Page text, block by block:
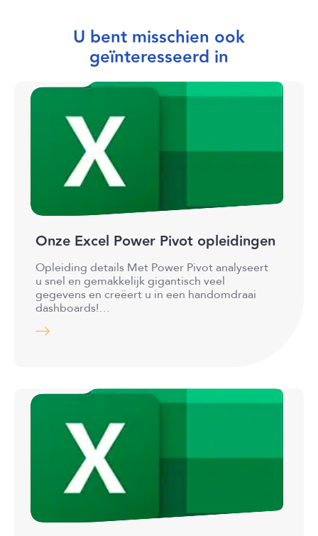
U bent misschien ook
geïnteresseerd in
Onze Excel Power Pivot opleidingen
Opleiding details Met Power Pivot analyseert
u snel en gemakkelijk gigantisch veel
gegevens en creëert u in een handomdraai
dashboards!…